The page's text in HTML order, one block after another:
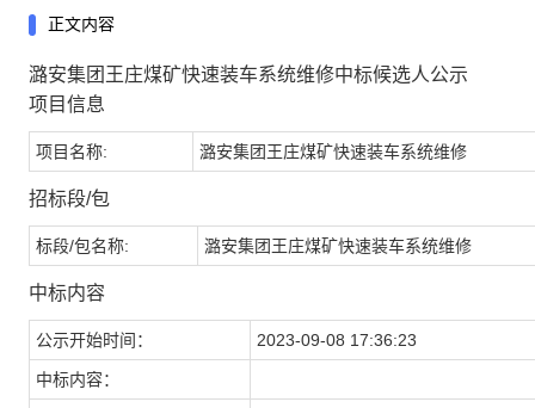
正文内容
潞安集团王庄煤矿快速装车系统维修中标候选人公示
项目信息
项目名称: 潞安集团王庄煤矿快速装车系统维修
招标段/包
标段/包名称: 潞安集团王庄煤矿快速装车系统维修
中标内容
公示开始时间： 2023-09-08 17:36:23
中标内容：